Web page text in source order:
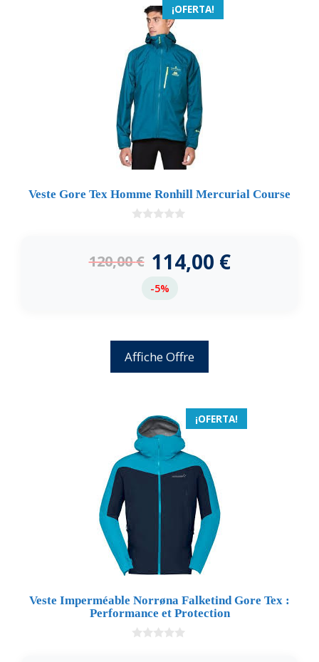
¡OFERTA!
Veste Gore Tex Homme Ronhill Mercurial Course
5
120,00€ 114,00 €
-5%
Affiche Offre
¡OFERTA!
Veste Imperméable Norrøna Falketind Gore Tex :
Performance et Protection